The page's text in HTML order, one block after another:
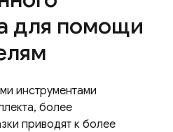
для помощи
инструментами
более
приводят к более